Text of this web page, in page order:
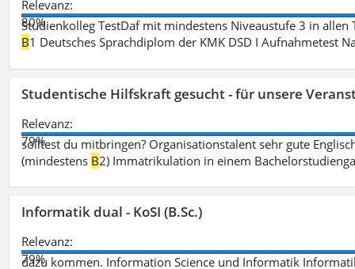
Relevanz:
80%
Studienkolleg TestDaf mit mindestens Niveaustufe 3 in
B1 Deutsches Sprachdiplom der KMK DSD I Aufnahmetest
Studentische Hilfskraft gesucht - für unsere
Relevanz:
79%
solltest du mitbringen? Organisationstalent sehr gute
(mindestens B2) Immatrikulation in einem
Informatik dual - KoSI (B.Sc.)
Relevanz:
79%
dazu kommen. Information Science und Informatik